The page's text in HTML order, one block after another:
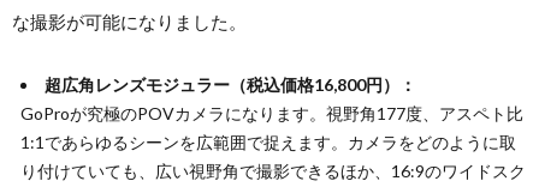
な撮影が可能になりました。
超広角レンズモジュラー（税込価格16,800円）：
GoProが究極のPOVカメラになります。視野角177度、アスペト比
1:1であらゆるシーンを広範囲で捉えます。カメラをどのように取
り付けていても、広い視野角で撮影できるほか、16:9のワイドスク